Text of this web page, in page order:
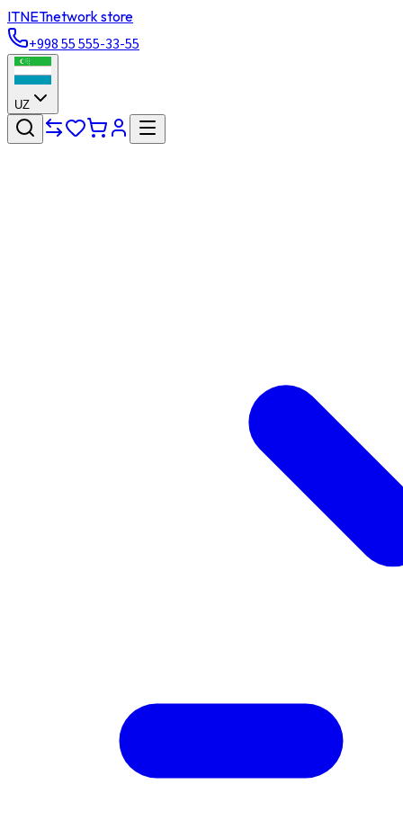
ITNETnetwork store
+998 55 555-33-55
UZ